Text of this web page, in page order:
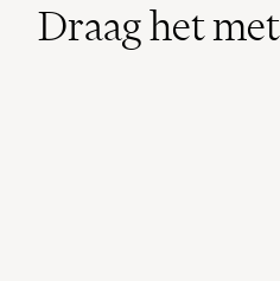
Draag het met